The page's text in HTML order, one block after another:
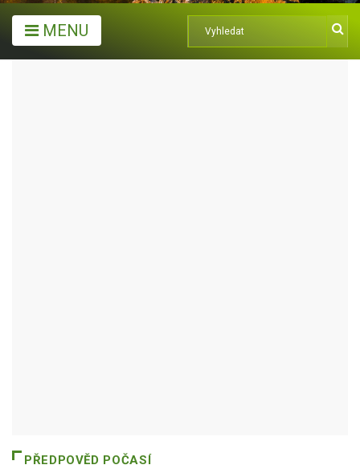
MENU
PŘEDPOVĚD POČASÍ